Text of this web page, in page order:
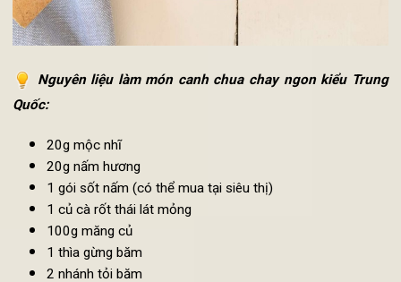
Nguyên liệu làm món canh chua chay ngon kiểu
Quốc: